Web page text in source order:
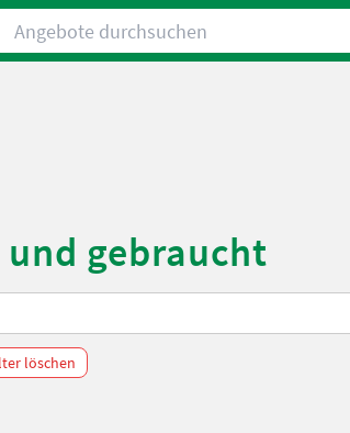
Angebote durchsuchen
gebraucht
löschen